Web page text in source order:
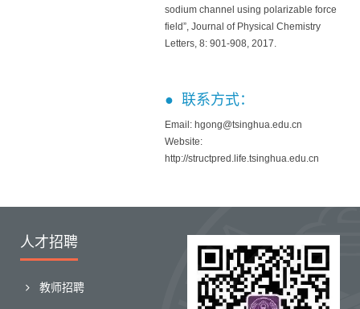
sodium channel using polarizable force
field”, Journal of Physical Chemistry
Letters, 8: 901-908, 2017.
● 联系方式：
Email: hgong@tsinghua.edu.cn
Website:
http://structpred.life.tsinghua.edu.cn
人才招聘
教师招聘